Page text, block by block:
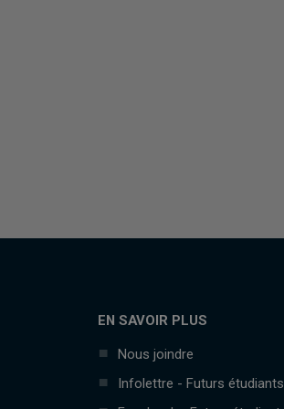
EN SAVOIR PLUS
Nous joindre
Infolettre - Futurs étudiants